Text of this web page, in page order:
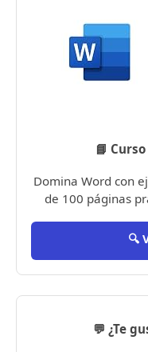
📘
Domina Word con
de 100 páginas
🔍
💬 ¿Te